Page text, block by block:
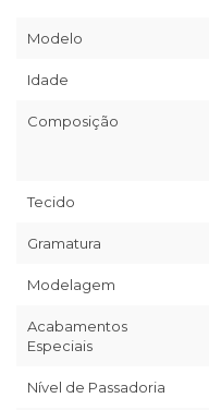
Modelo
Idade
Composição
Tecido
Gramatura
Modelagem
Acabamentos
Especiais
Nível de Passadoria